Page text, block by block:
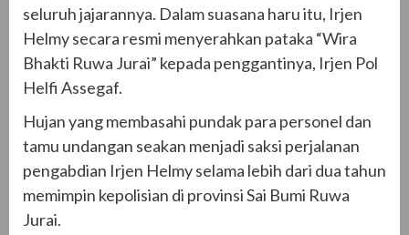
seluruh jajarannya. Dalam suasana haru itu, Irjen
Helmy secara resmi menyerahkan pataka “Wira
Bhakti Ruwa Jurai” kepada penggantinya, Irjen Pol
Helfi Assegaf.
Hujan yang membasahi pundak para personel dan
tamu undangan seakan menjadi saksi perjalanan
pengabdian Irjen Helmy selama lebih dari dua tahun
memimpin kepolisian di provinsi Sai Bumi Ruwa
Jurai.